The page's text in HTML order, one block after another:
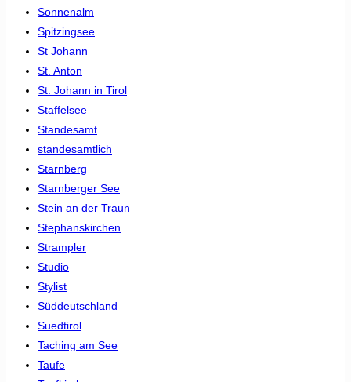
Sonnenalm
Spitzingsee
St Johann
St. Anton
St. Johann in Tirol
Staffelsee
Standesamt
standesamtlich
Starnberg
Starnberger See
Stein an der Traun
Stephanskirchen
Strampler
Studio
Stylist
Süddeutschland
Suedtirol
Taching am See
Taufe